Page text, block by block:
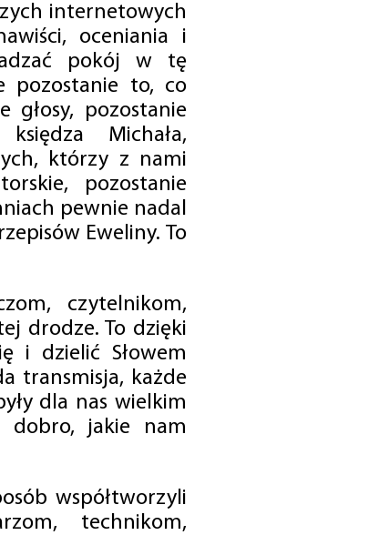
internetowych
oceniania i
pokój w tę
pozostanie to, co
głosy, pozostanie
Michała,
którzy z nami
pozostanie
pewnie nadal
Eweliny. To
czytelnikom,
drodze. To dzięki
i dzielić Słowem
transmisja, każde
dla nas wielkim
dobro, jakie nam
współtworzyli
technikom,